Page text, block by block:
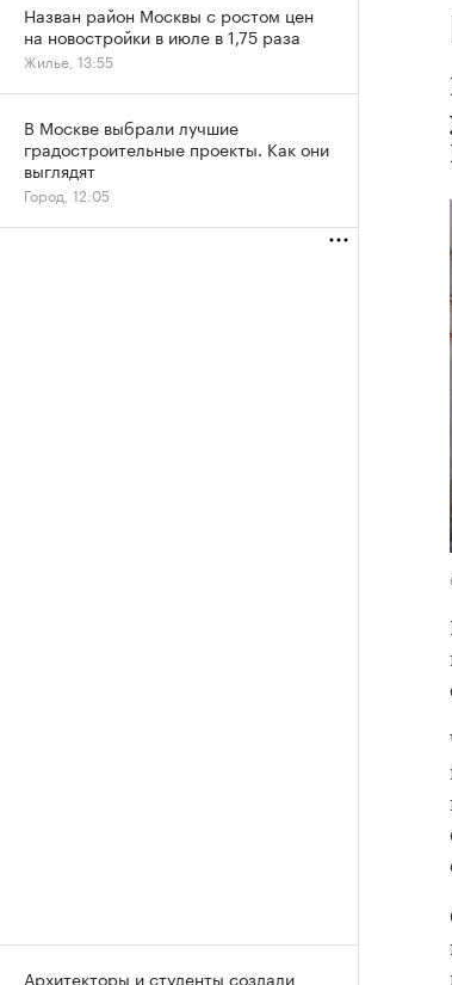
Назван район Москвы с ростом цен
на новостройки в июле в 1,75 раза
Жилье, 13:55
В Москве выбрали лучшие
градостроительные проекты. Как они
выглядят
Город, 12:05
Архитекторы и студенты создали